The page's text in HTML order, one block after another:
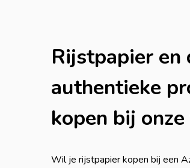
Rijstpapier en
authentieke
kopen bij
Wil je rijstpapier kopen bij een